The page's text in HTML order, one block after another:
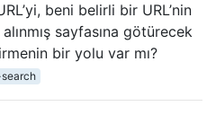
beni belirli bir URL’nin
sayfasına götürecek
bir yolu var mı?